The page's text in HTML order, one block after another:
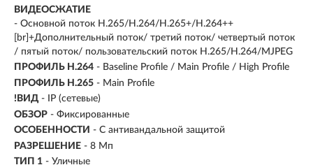
ВИДЕОСЖАТИЕ
- Основной поток H.265/H.264/H.265+/H.264++
[br]+Дополнительный поток/ третий поток/ четвертый поток
/ пятый поток/ пользовательский поток H.265/H.264/MJPEG
ПРОФИЛЬ H.264 - Baseline Profile / Main Profile / High Profile
ПРОФИЛЬ H.265 - Main Profile
!ВИД - IP (сетевые)
ОБЗОР - Фиксированные
ОСОБЕННОСТИ - С антивандальной защитой
РАЗРЕШЕНИЕ - 8 Мп
ТИП 1 - Уличные